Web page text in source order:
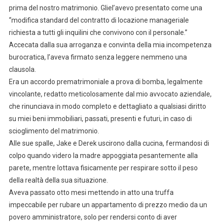
prima del nostro matrimonio. Gliel’avevo presentato come una
“modifica standard del contratto di locazione manageriale
richiesta a tutti gli inquilini che convivono con il personale.”
Accecata dalla sua arroganza e convinta della mia incompetenza
burocratica, l’aveva firmato senza leggere nemmeno una
clausola.
Era un accordo prematrimoniale a prova di bomba, legalmente
vincolante, redatto meticolosamente dal mio avvocato aziendale,
che rinunciava in modo completo e dettagliato a qualsiasi diritto
su miei beni immobiliari, passati, presenti e futuri, in caso di
scioglimento del matrimonio.
Alle sue spalle, Jake e Derek uscirono dalla cucina, fermandosi di
colpo quando videro la madre appoggiata pesantemente alla
parete, mentre lottava fisicamente per respirare sotto il peso
della realtà della sua situazione.
Aveva passato otto mesi mettendo in atto una truffa
impeccabile per rubare un appartamento di prezzo medio da un
povero amministratore, solo per rendersi conto di aver